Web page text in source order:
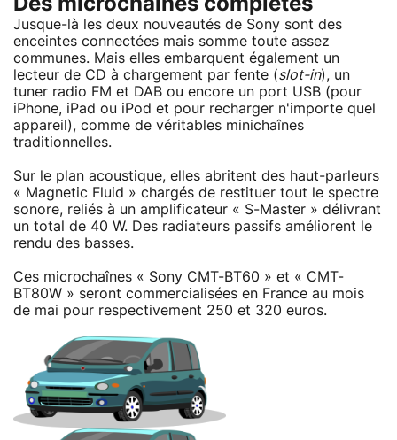
Jusque-là les deux nouveautés de Sony sont des
enceintes connectées mais somme toute assez
communes. Mais elles embarquent également un
lecteur de CD à chargement par fente (slot-in), un
tuner radio FM et DAB ou encore un port USB (pour
iPhone, iPad ou iPod et pour recharger n'importe quel
appareil), comme de véritables minichaînes
traditionnelles.
Sur le plan acoustique, elles abritent des haut-parleurs
« Magnetic Fluid » chargés de restituer tout le spectre
sonore, reliés à un amplificateur « S-Master » délivrant
un total de 40 W. Des radiateurs passifs améliorent le
rendu des basses.
Ces microchaînes « Sony CMT-BT60 » et « CMT-
BT80W » seront commercialisées en France au mois
de mai pour respectivement 250 et 320 euros.